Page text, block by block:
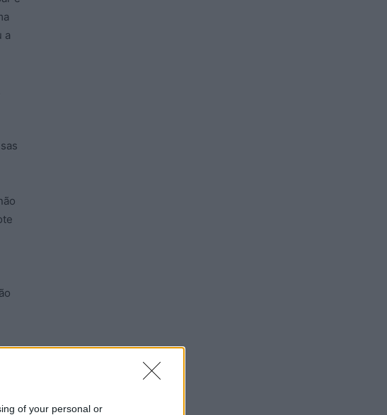
of your personal or
a